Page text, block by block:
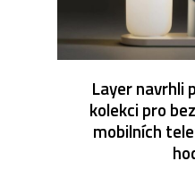
Layer navrhli
kolekci pro
mobilních